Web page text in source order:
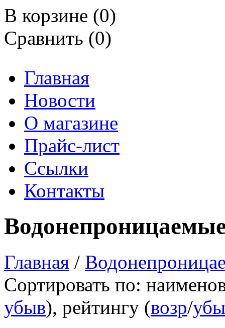
В корзине (0)
Сравнить (0)
Главная
Новости
О магазине
Прайс-лист
Ссылки
Контакты
Главная /
Сортировать по:
убыв), рейтингу (возр/